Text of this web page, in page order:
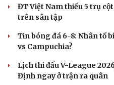
ĐT Việt Nam thiếu 5 trụ
trên sân tập
Tin bóng đá 6-8: Nhân tố
vs Campuchia?
Lịch thi đấu V-League
Định ngay ở trận ra quân